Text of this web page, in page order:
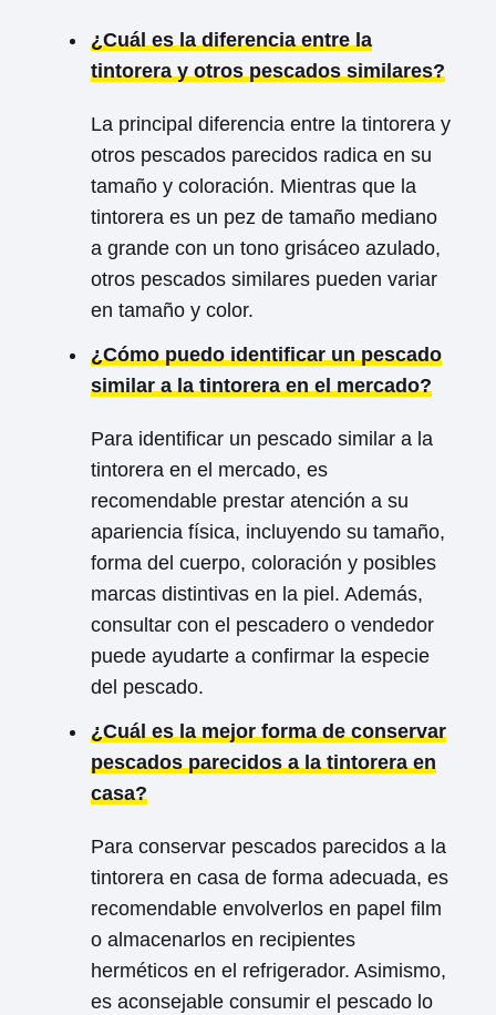
¿Cuál es la diferencia entre la
tintorera y otros pescados similares?
La principal diferencia entre la tintorera y
otros pescados parecidos radica en su
tamaño y coloración. Mientras que la
tintorera es un pez de tamaño mediano
a grande con un tono grisáceo azulado,
otros pescados similares pueden variar
en tamaño y color.
¿Cómo puedo identificar un pescado
similar a la tintorera en el mercado?
Para identificar un pescado similar a la
tintorera en el mercado, es
recomendable prestar atención a su
apariencia física, incluyendo su tamaño,
forma del cuerpo, coloración y posibles
marcas distintivas en la piel. Además,
consultar con el pescadero o vendedor
puede ayudarte a confirmar la especie
del pescado.
¿Cuál es la mejor forma de conservar
pescados parecidos a la tintorera en
casa?
Para conservar pescados parecidos a la
tintorera en casa de forma adecuada, es
recomendable envolverlos en papel film
o almacenarlos en recipientes
herméticos en el refrigerador. Asimismo,
es aconsejable consumir el pescado lo